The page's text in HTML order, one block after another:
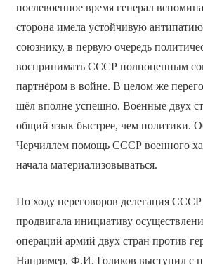
послевоенное время генерал
сторона имела устойчивую
союзнику, в первую очередь
воспринимать СССР полноценным
партнёром в войне. В целом же
шёл вполне успешно. Военные двух
общий язык быстрее, чем политики.
Черчиллем помощь СССР военного
начала материализовываться.
По ходу переговоров делегация СССР
продвигала инициативу
операций армий двух стран против
Например, Ф.И. Голиков выступил с